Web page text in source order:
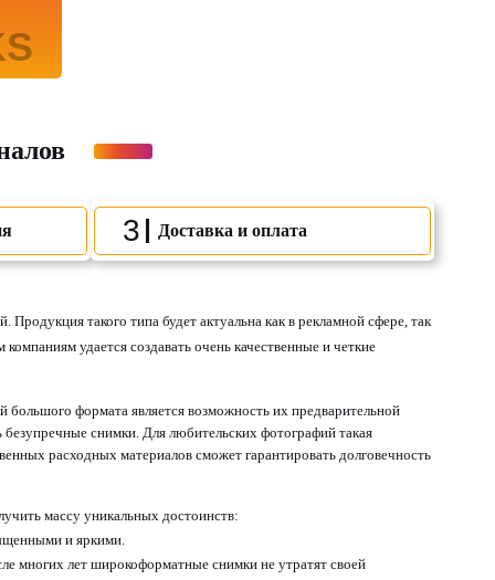
3 Доставка и оплата
Продукция такого типа будет актуальна как в рекламной сфере, так
удается создавать очень качественные и четкие
формата является возможность их предварительной
снимки. Для любительских фотографий такая
расходных материалов сможет гарантировать долговечность
массу уникальных достоинств:
и яркими.
многих лет широкоформатные снимки не утратят своей